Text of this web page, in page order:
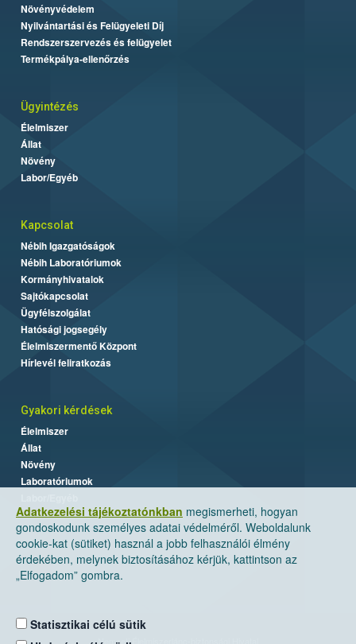
Adatkezelési tájékoztatónkban megismerheti, hogyan
gondoskodunk személyes adatai védelméről. Weboldalunk
cookie-kat (sütiket) használ a jobb felhasználói élmény
érdekében, melynek biztosításához kérjük, kattintson az
„Elfogadom” gombra.
Statisztikai célú sütik
Növényvédelem
Nyilvántartási és Felügyeleti Díj
Rendszerszervezés és felügyelet
Termékpálya-ellenőrzés
Ügyintézés
Élelmiszer
Állat
Növény
Labor/Egyéb
Kapcsolat
Nébih Igazgatóságok
Nébih Laboratóriumok
Kormányhivatalok
Sajtókapcsolat
Ügyfélszolgálat
Hatósági jogsegély
Élelmiszermentő Központ
Hírlevél feliratkozás
Gyakori kérdések
Élelmiszer
Állat
Növény
Laboratóriumok
Nemzeti Élelmiszerlánc-biztonsági Hivatal